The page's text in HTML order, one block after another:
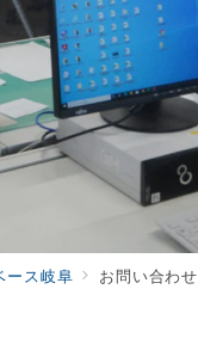
ース岐阜 お問い合わせ